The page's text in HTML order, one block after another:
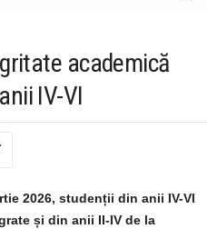
academică
IV-VI
2026, studenții din anii IV-VI
și din anii II-IV de la